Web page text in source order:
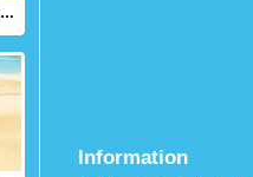
Information
L'Anniversaire de Bébé Princesse